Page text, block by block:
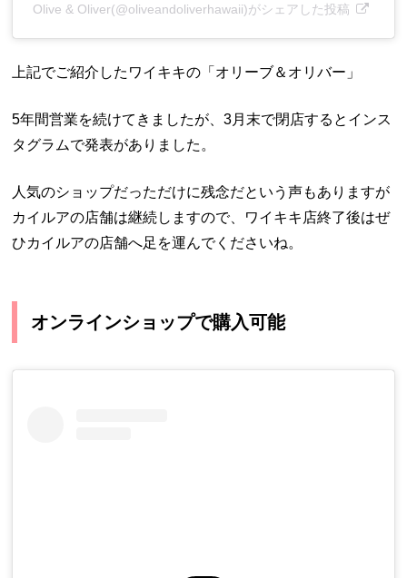
Olive & Oliver(@oliveandoliverhawaii)がシェアした投稿
上記でご紹介したワイキキの「オリーブ＆オリバー」
5年間営業を続けてきましたが、3月末で閉店するとインス
タグラムで発表がありました。
人気のショップだっただけに残念だという声もありますが
カイルアの店舗は継続しますので、ワイキキ店終了後はぜ
ひカイルアの店舗へ足を運んでくださいね。
オンラインショップで購入可能